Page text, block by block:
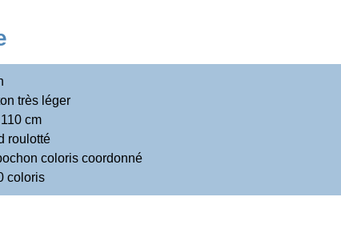
très léger
cm
roulotté
coloris coordonné
coloris